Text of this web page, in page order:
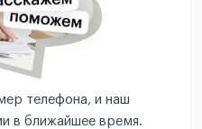
телефона, и наш
в ближайшее время.